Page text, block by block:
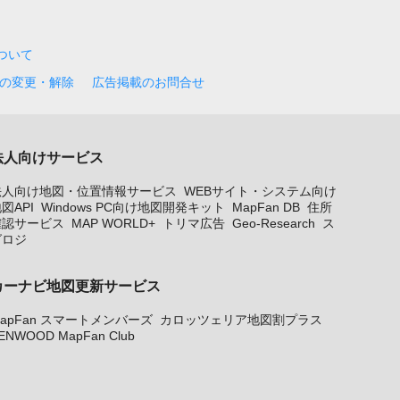
いて
変更・解除
広告掲載のお問合せ
人向けサービス
向け地図・位置情報サービス
WEBサイト・システム向け
API Windows PC向け地図開発キット MapFan DB 住所
サービス
MAP WORLD+ トリマ広告 Geo-Research
ス
ジ
ーナビ地図更新サービス
スマートメンバーズ カロッツェリア地図割プラス
MapFan Club